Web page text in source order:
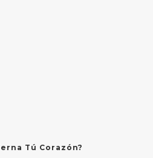
Tú Corazón?